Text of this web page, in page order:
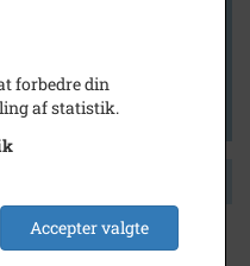
forbedre din
af statistik.
Accepter valgte